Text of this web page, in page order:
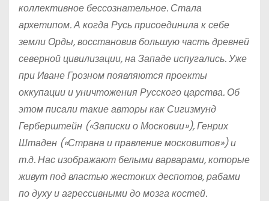
коллективное бессознательное. Стала
архетипом. А когда Русь присоединила к себе
земли Орды, восстановив большую часть древней
северной цивилизации, на Западе испугались. Уже
при Иване Грозном появляются проекты
оккупации и уничтожения Русского царства. Об
этом писали такие авторы как Сигизмунд
Герберштейн («Записки о Московии»), Генрих
Штаден («Страна и правление московитов») и
т.д. Нас изображают белыми варварами, которые
живут под властью жестоких деспотов, рабами
по духу и агрессивными до мозга костей.